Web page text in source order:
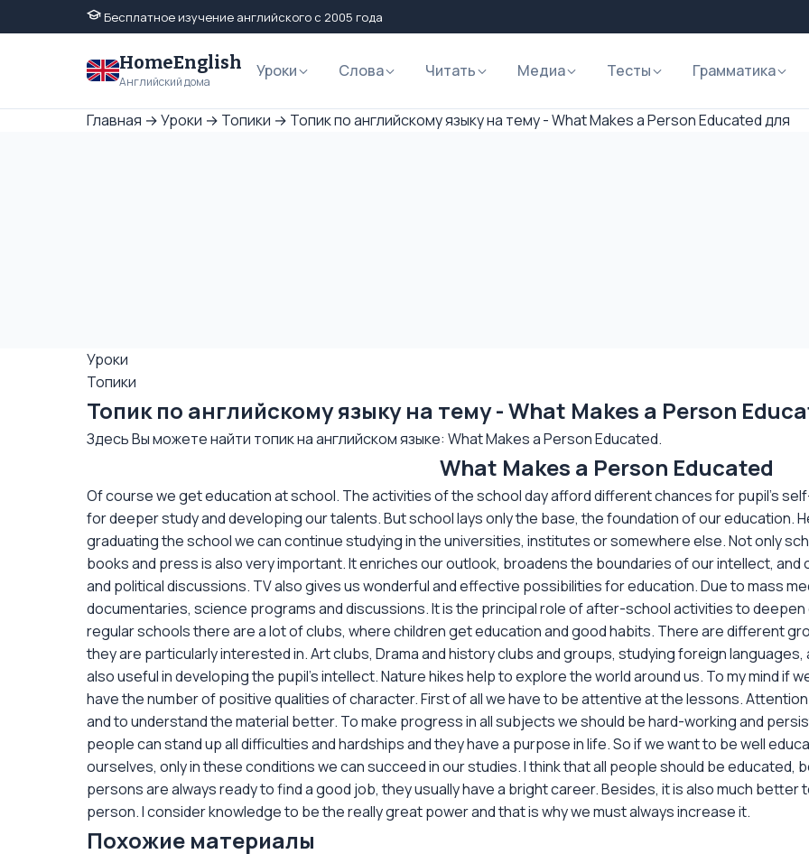
Бесплатное изучение английского с 2005 года
HomeEnglish
Английский дома
Уроки Слова Читать Медиа Тесты Грамматика
Главная →Уроки → Топики → Топик по английскому языку на тему - What Makes a Person Educated для
Уроки
Топики
Топик по английскому языку на тему - What Makes a Person
Здесь Вы можете найти топик на английском языке: What Makes a Person Educated.
What Makes a Person Educated
Of course we get education at school. The activities of the school day afford different chances for pupil's
for deeper study and developing our talents. But school lays only the base, the foundation of our education.
graduating the school we can continue studying in the universities, institutes or somewhere else. Not only
books and press is also very important. It enriches our outlook, broadens the boundaries of our intellect,
and political discussions. TV also gives us wonderful and effective possibilities for education. Due to mass
documentaries, science programs and discussions. It is the principal role of after-school activities to
regular schools there are a lot of clubs, where children get education and good habits. There are different
they are particularly interested in. Art clubs, Drama and history clubs and groups, studying foreign
also useful in developing the pupil's intellect. Nature hikes help to explore the world around us. To my mind if
have the number of positive qualities of character. First of all we have to be attentive at the lessons.
and to understand the material better. To make progress in all subjects we should be hard-working and
people can stand up all difficulties and hardships and they have a purpose in life. So if we want to be well
ourselves, only in these conditions we can succeed in our studies. I think that all people should be educated,
persons are always ready to find a good job, they usually have a bright career. Besides, it is also much
person. I consider knowledge to be the really great power and that is why we must always increase it.
Похожие материалы